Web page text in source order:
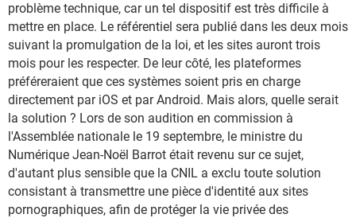
problème technique, car un tel dispositif est très difficile à
mettre en place. Le référentiel sera publié dans les deux mois
suivant la promulgation de la loi, et les sites auront trois
mois pour les respecter. De leur côté, les plateformes
préféreraient que ces systèmes soient pris en charge
directement par iOS et par Android. Mais alors, quelle serait
la solution ? Lors de son audition en commission à
l'Assemblée nationale le 19 septembre, le ministre du
Numérique Jean-Noël Barrot était revenu sur ce sujet,
d'autant plus sensible que la CNIL a exclu toute solution
consistant à transmettre une pièce d'identité aux sites
pornographiques, afin de protéger la vie privée des